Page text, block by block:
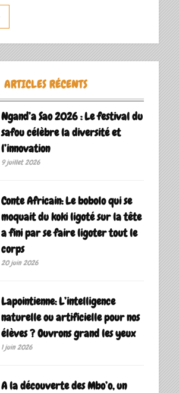
ARTICLES RÉCENTS
Ngand’a Sao 2026 : Le festival du
safou célèbre la diversité et
l’innovation
9 juillet 2026
Conte Africain: Le bobolo qui se
moquait du koki ligoté sur la tête
a fini par se faire ligoter tout le
corps
20 juin 2026
Lapointienne: L’intelligence
naturelle ou artificielle pour nos
élèves ? Ouvrons grand les yeux
1 juin 2026
A la découverte des Mbo’o, un